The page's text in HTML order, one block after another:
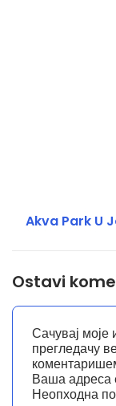
Akva Park U
Ostavi
Ваша адреса
Неопходна
Сачувај
прегледачу